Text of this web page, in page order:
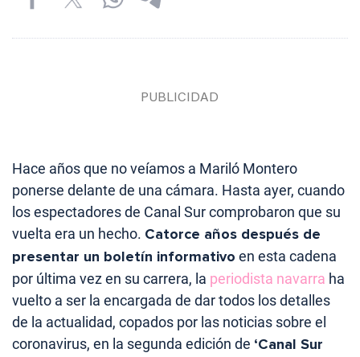
Hace años que no veíamos a Mariló Montero
ponerse delante de una cámara. Hasta ayer, cuando
los espectadores de Canal Sur comprobaron que su
vuelta era un hecho. Catorce años después de
presentar un boletín informativo en esta cadena
por última vez en su carrera, la periodista navarra ha
vuelto a ser la encargada de dar todos los detalles
de la actualidad, copados por las noticias sobre el
coronavirus, en la segunda edición de ‘Canal Sur